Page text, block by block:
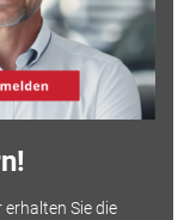
Sie die